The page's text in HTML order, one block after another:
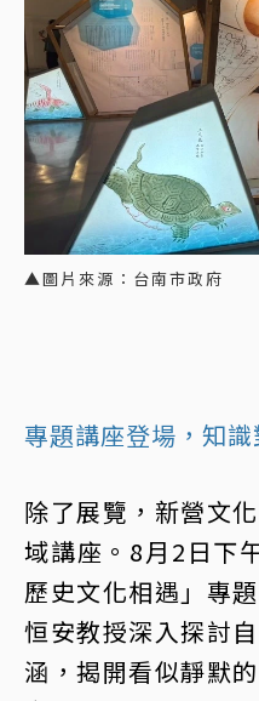
▲圖片來源：台南市政府
專題講座登場，知
除了展覽，新營文
域講座。8月2日下
歷史文化相遇」專
恒安教授深入探討
涵，揭開看似靜默